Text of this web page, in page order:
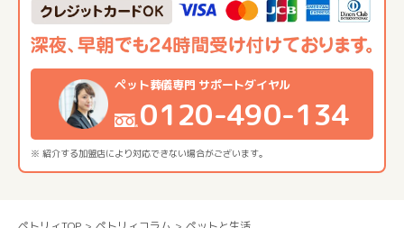
※ 紹介する加盟店により対応できない場合がございます。
ペット葬儀専門 サポートダイヤル
0120-490-134